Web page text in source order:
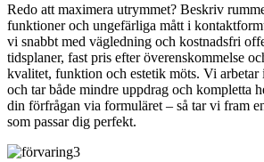
Redo att maximera utrymmet? Beskriv
funktioner och ungefärliga mått i
vi snabbt med vägledning och kostnadsfri
tidsplaner, fast pris efter överenskommelse
kvalitet, funktion och estetik möts. Vi arbetar
och tar både mindre uppdrag och kompletta
din förfrågan via formuläret – så tar vi fram
som passar dig perfekt.